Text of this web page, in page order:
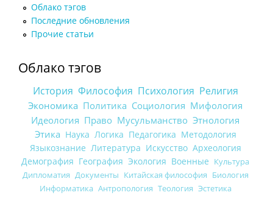
Облако тэгов
Последние обновления
Прочие статьи
Облако тэгов
История Философия Психология Религия
Экономика Политика Социология Мифология
Идеология Право Мусульманство Этнология
Этика Наука Логика Педагогика Методология
Языкознание Литература Искусство Археология
Демография География Экология Военные Культура
Дипломатия Документы Китайская философия Биология
Информатика Антропология Теология Эстетика